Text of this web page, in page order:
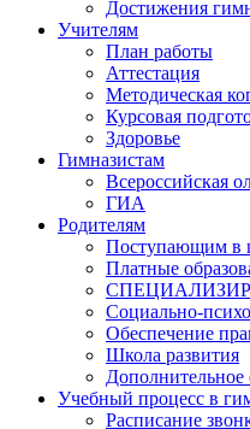
Достижения
Учителям
План работы
Аттестация
Методическая
Курсовая
Здоровье
Гимназистам
Всероссийская
ГИА
Родителям
Поступающим в
Платные
Социально-
Обеспечение
Школа развития
Дополнительное
Учебный процесс в
Расписание